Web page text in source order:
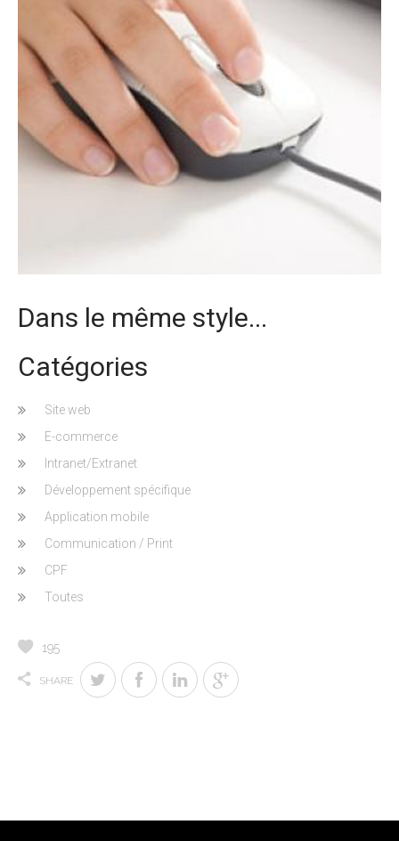
Dans le même style...
Catégories
Site web
E-commerce
Intranet/Extranet
Développement spécifique
Application mobile
Communication / Print
CPF
Toutes
195
SHARE